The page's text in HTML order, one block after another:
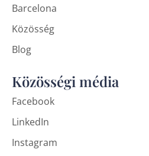
Barcelona
Közösség
Blog
Közösségi média
Facebook
LinkedIn
Instagram